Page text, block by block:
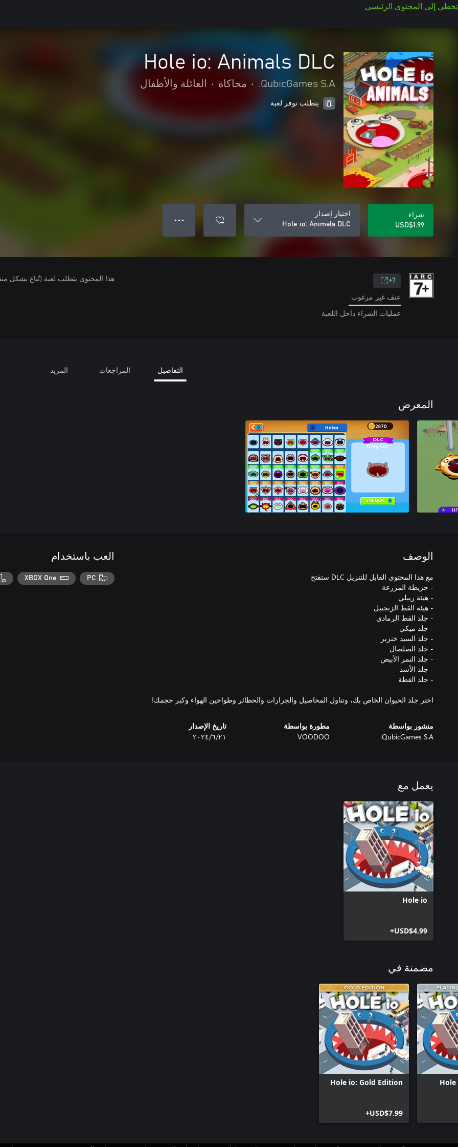
تخطي إلى المحتوى الرئيسي
Hole io: Animals DLC
QubicGames S.A.
• محاكاة • العائلة والأطفال
يتطلب توفر لعبة
شراء
USD$1.99
اختيار إصدار
Hole io: Animals DLC
● ● ●
7+
عنف غير مرغوب
عمليات الشراء داخل اللعبة
هذا المحتوى يتطلب لعبة (تُباع بشكل
التفاصيل المراجعات المزيد
المعرض
الوصف
اختر جلد الحيوان الخاص بك، وتناول المحاصيل والجرارات والحظائر وطواحين الهواء وكبر حجمك!
منشور بواسطة
QubicGames S.A.
مطورة بواسطة
VOODOO
تاريخ الإصدار
٢١‏/٦‏/٢٠٢٤
العب باستخدام
PC
XBOX One
يعمل مع
Hole io
USD$4.99+
مضمنة في
Hole io: Gold Edition
USD$7.99+